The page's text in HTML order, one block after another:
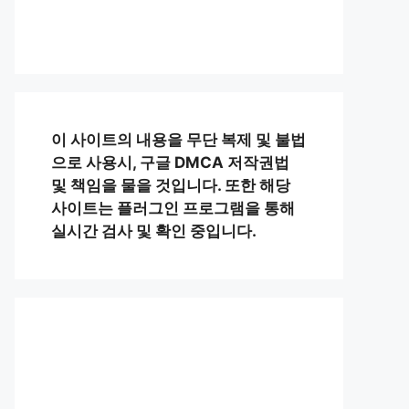
이 사이트의 내용을 무단 복제 및 불법
으로 사용시, 구글 DMCA 저작권법
및 책임을 물을 것입니다. 또한 해당
사이트는 플러그인 프로그램을 통해
실시간 검사 및 확인 중입니다.